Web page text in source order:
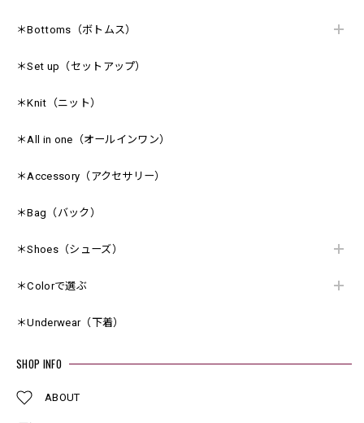
＊Bottoms（ボトムス）
＊Set up（セットアップ）
＊Knit（ニット）
＊All in one（オールインワン）
＊Accessory（アクセサリー）
＊Bag（バック）
＊Shoes（シューズ）
＊Colorで選ぶ
＊Underwear（下着）
SHOP INFO
ABOUT